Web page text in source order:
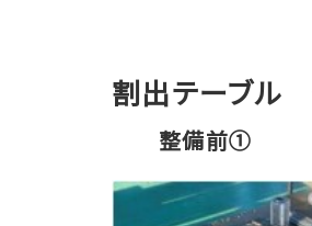
割出テーブル
整備前①